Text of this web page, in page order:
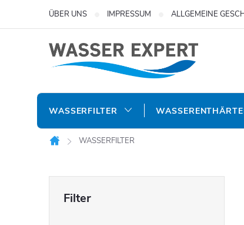
ÜBER UNS IMPRESSUM ALLGEMEINE
WASSERFILTER
Startseite
WASSERFILTER